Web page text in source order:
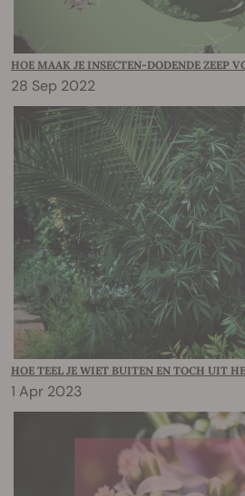
HOE MAAK JE INSECTEN-DODENDE ZEEP
28 Sep 2022
HOE TEEL JE WIET BUITEN EN TOCH UIT
1 Apr 2023